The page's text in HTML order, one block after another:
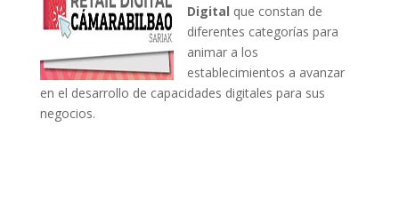
Digital que constan de
diferentes categorías para
animar a los
establecimientos a avanzar
en el desarrollo de capacidades digitales para sus
negocios.